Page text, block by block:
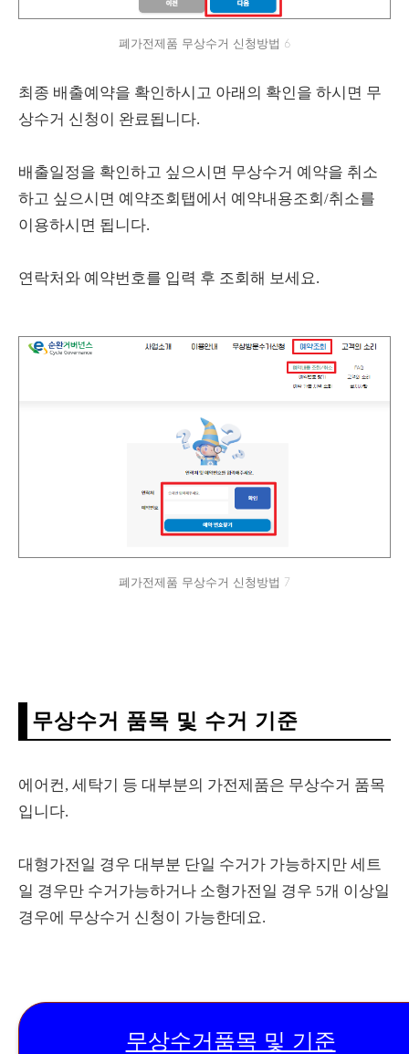
폐가전제품 무상수거 신청방법 6
최종 배출예약을 확인하시고 아래의 확인을 하시면 무
상수거 신청이 완료됩니다.
배출일정을 확인하고 싶으시면 무상수거 예약을 취소
하고 싶으시면 예약조회탭에서 예약내용조회/취소를
이용하시면 됩니다.
연락처와 예약번호를 입력 후 조회해 보세요.
폐가전제품 무상수거 신청방법 7
무상수거 품목 및 수거 기준
에어컨, 세탁기 등 대부분의 가전제품은 무상수거 품목
입니다.
대형가전일 경우 대부분 단일 수거가 가능하지만 세트
일 경우만 수거가능하거나 소형가전일 경우 5개 이상일
경우에 무상수거 신청이 가능한데요.
무상수거품목 및 기준